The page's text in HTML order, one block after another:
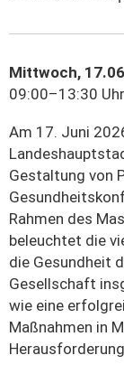
Mittwoch,
09:00–13:30 Uhr
Am 17. Juni
Gestaltung von
Rahmen des
beleuchtet die
die Gesundheit
Gesellschaft
wie eine
Maßnahmen in